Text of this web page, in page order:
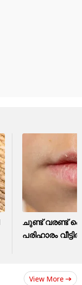
ചുണ്ട് വരണ്ട്
പരിഹാരം
View More